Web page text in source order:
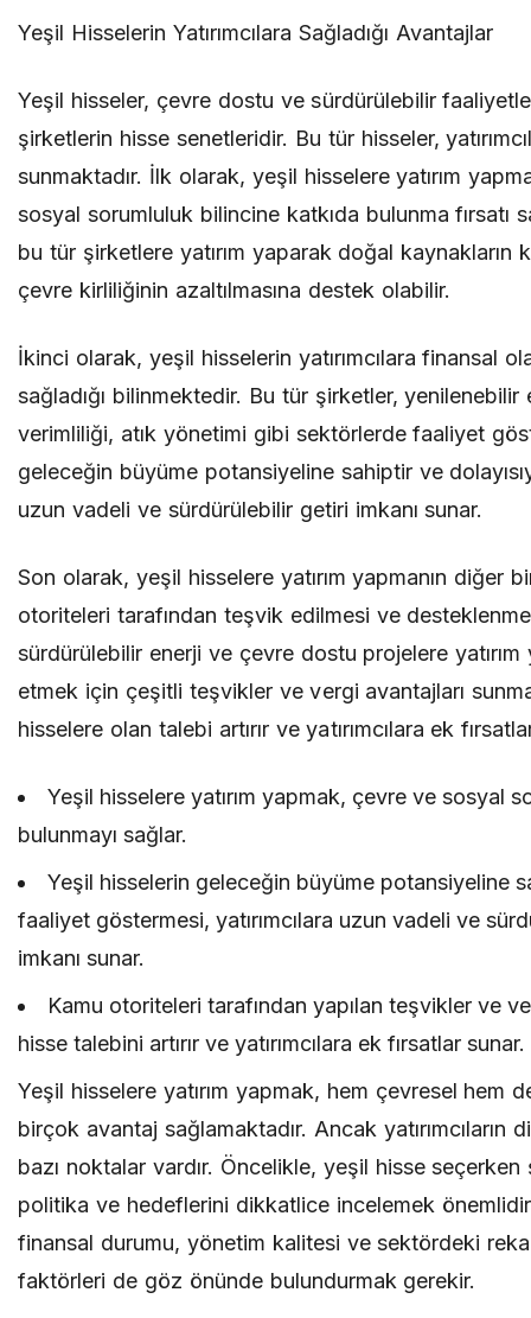
Yeşil Hisselerin Yatırımcılara Sağladığı Avantajlar
Yeşil hisseler, çevre dostu ve sürdürülebilir
şirketlerin hisse senetleridir. Bu tür hisseler,
sunmaktadır. İlk olarak, yeşil hisselere yatırım
sosyal sorumluluk bilincine katkıda bulunma fırsatı
bu tür şirketlere yatırım yaparak doğal kaynakların
çevre kirliliğinin azaltılmasına destek olabilir.
İkinci olarak, yeşil hisselerin yatırımcılara finansal
sağladığı bilinmektedir. Bu tür şirketler, yenilenebilir
verimliliği, atık yönetimi gibi sektörlerde faaliyet
geleceğin büyüme potansiyeline sahiptir ve
uzun vadeli ve sürdürülebilir getiri imkanı sunar.
Son olarak, yeşil hisselere yatırım yapmanın diğer
otoriteleri tarafından teşvik edilmesi ve
sürdürülebilir enerji ve çevre dostu projelere yatırım
etmek için çeşitli teşvikler ve vergi avantajları
hisselere olan talebi artırır ve yatırımcılara ek
Yeşil hisselere yatırım yapmak, çevre ve sosyal
bulunmayı sağlar.
Yeşil hisselerin geleceğin büyüme potansiyeline
faaliyet göstermesi, yatırımcılara uzun vadeli ve
imkanı sunar.
Kamu otoriteleri tarafından yapılan teşvikler ve
hisse talebini artırır ve yatırımcılara ek fırsatlar sunar.
Yeşil hisselere yatırım yapmak, hem çevresel hem
birçok avantaj sağlamaktadır. Ancak yatırımcıların
bazı noktalar vardır. Öncelikle, yeşil hisse
politika ve hedeflerini dikkatlice incelemek
finansal durumu, yönetim kalitesi ve sektördeki
faktörleri de göz önünde bulundurmak gerekir.